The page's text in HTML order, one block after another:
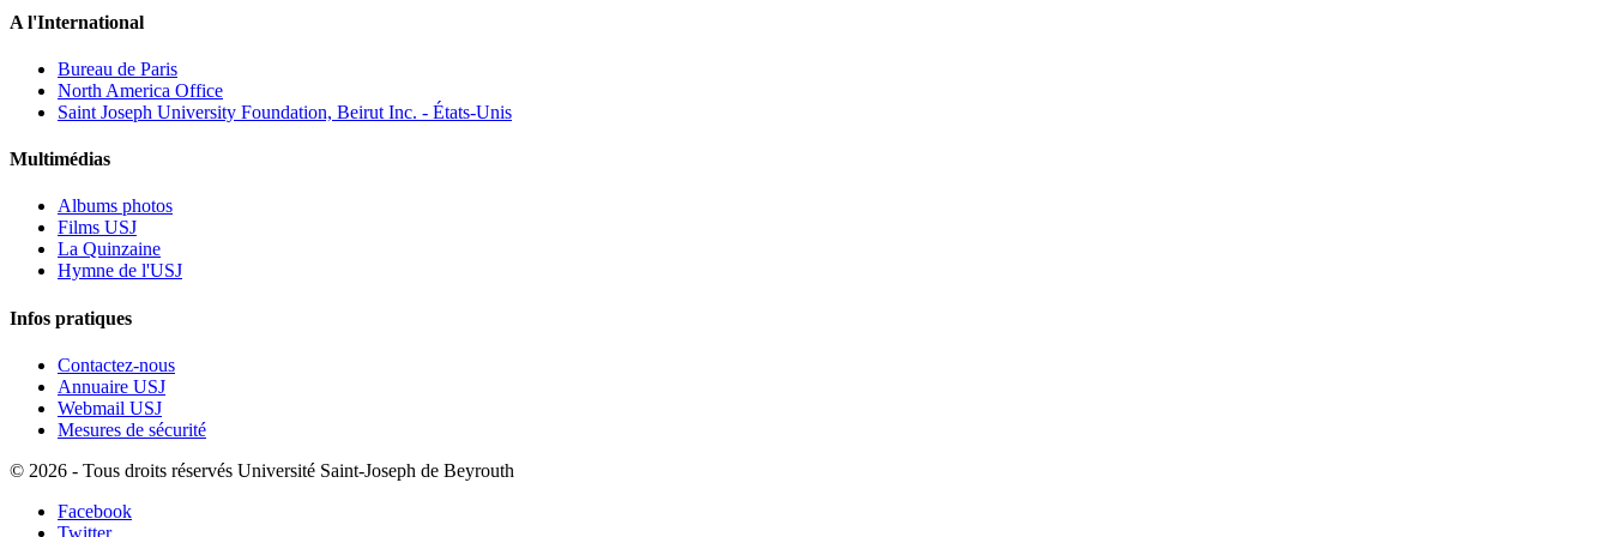
A l'International
Bureau de Paris
North America Office
Saint Joseph University Foundation, Beirut Inc. - États-Unis
Multimédias
Albums photos
Films USJ
La Quinzaine
Hymne de l'USJ
Infos pratiques
Contactez-nous
Annuaire USJ
Webmail USJ
Mesures de sécurité
© 2026 - Tous droits réservés Université Saint-Joseph de Beyrouth
Facebook
Twitter